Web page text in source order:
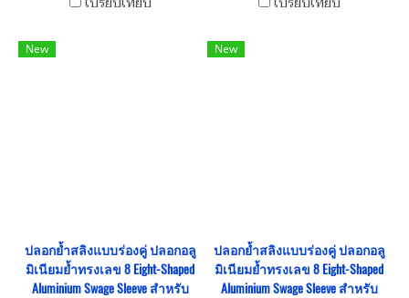
New
ปลอกย้ำสลิงแบบร่องคู่ ปลอกอลู
มิเนียมย้ำทรงเลข 8 Eight-Shaped
Aluminium Swage Sleeve สำหรับ
New
ปลอกย้ำสลิงแบบร่องคู่ ปลอกอลู
มิเนียมย้ำทรงเลข 8 Eight-Shaped
Aluminium Swage Sleeve สำหรับ